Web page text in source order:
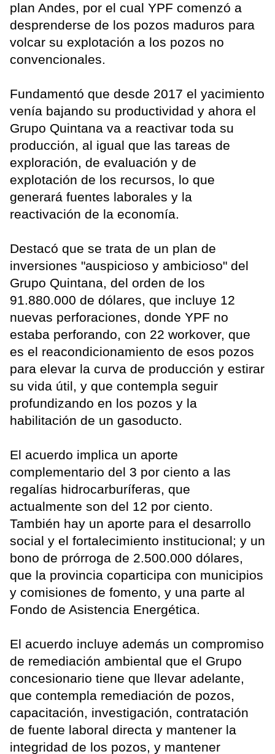
plan Andes, por el cual YPF comenzó a
desprenderse de los pozos maduros para
volcar su explotación a los pozos no
convencionales.
Fundamentó que desde 2017 el yacimiento
venía bajando su productividad y ahora el
Grupo Quintana va a reactivar toda su
producción, al igual que las tareas de
exploración, de evaluación y de
explotación de los recursos, lo que
generará fuentes laborales y la
reactivación de la economía.
Destacó que se trata de un plan de
inversiones "auspicioso y ambicioso" del
Grupo Quintana, del orden de los
91.880.000 de dólares, que incluye 12
nuevas perforaciones, donde YPF no
estaba perforando, con 22 workover, que
es el reacondicionamiento de esos pozos
para elevar la curva de producción y estirar
su vida útil, y que contempla seguir
profundizando en los pozos y la
habilitación de un gasoducto.
El acuerdo implica un aporte
complementario del 3 por ciento a las
regalías hidrocarburíferas, que
actualmente son del 12 por ciento.
También hay un aporte para el desarrollo
social y el fortalecimiento institucional; y un
bono de prórroga de 2.500.000 dólares,
que la provincia coparticipa con municipios
y comisiones de fomento, y una parte al
Fondo de Asistencia Energética.
El acuerdo incluye además un compromiso
de remediación ambiental que el Grupo
concesionario tiene que llevar adelante,
que contempla remediación de pozos,
capacitación, investigación, contratación
de fuente laboral directa y mantener la
integridad de los pozos, y mantener